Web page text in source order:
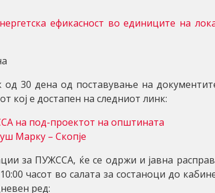
ефикасност во единиците на
30 дена од поставување на
кој е достапен на следниот линк:
на под-проектот на општината
Марку – Скопје
за ПУЖССА, ќе се одржи и јавна
часот во салата за состаноци до
ред: